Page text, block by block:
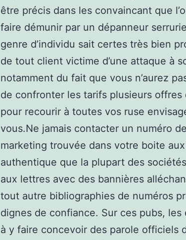
être précis dans les convaincant que
faire démunir par un dépanneur
genre d’individu sait certes très bien
de tout client victime d’une attaque à
notamment du fait que vous n’aurez
de confronter les tarifs plusieurs offres
pour recourir à toutes vos ruse
vous.Ne jamais contacter un numéro
marketing trouvée dans votre boite
authentique que la plupart des
aux lettres avec des bannières
tout autre bibliographies de numéros
dignes de confiance. Sur ces pubs, les
à y faire concevoir des parole officiels